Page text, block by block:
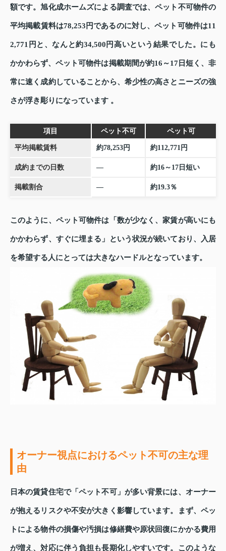
額です。旭化成ホームズによる調査では、ペット不可物件の
平均掲載賃料は78,253円であるのに対し、ペット可物件は11
2,771円と、なんと約34,500円高いという結果でした。にも
かかわらず、ペット可物件は掲載期間が約16～17日短く、非
常に速く成約していることから、希少性の高さとニーズの強
さが浮き彫りになっています 。
項目 ペット不可 ペット可
平均掲載賃料 約78,253円 約112,771円
成約までの日数 — 約16～17日短い
掲載割合 — 約19.3％
このように、ペット可物件は「数が少なく、家賃が高いにも
かかわらず、すぐに埋まる」という状況が続いており、入居
を希望する人にとっては大きなハードルとなっています。
オーナー視点におけるペット不可の主な理
由
日本の賃貸住宅で「ペット不可」が多い背景には、オーナー
が抱えるリスクや不安が大きく影響しています。まず、ペッ
トによる物件の損傷や汚損は修繕費や原状回復にかかる費用
が増え、対応に伴う負担も長期化しやすいです。このような